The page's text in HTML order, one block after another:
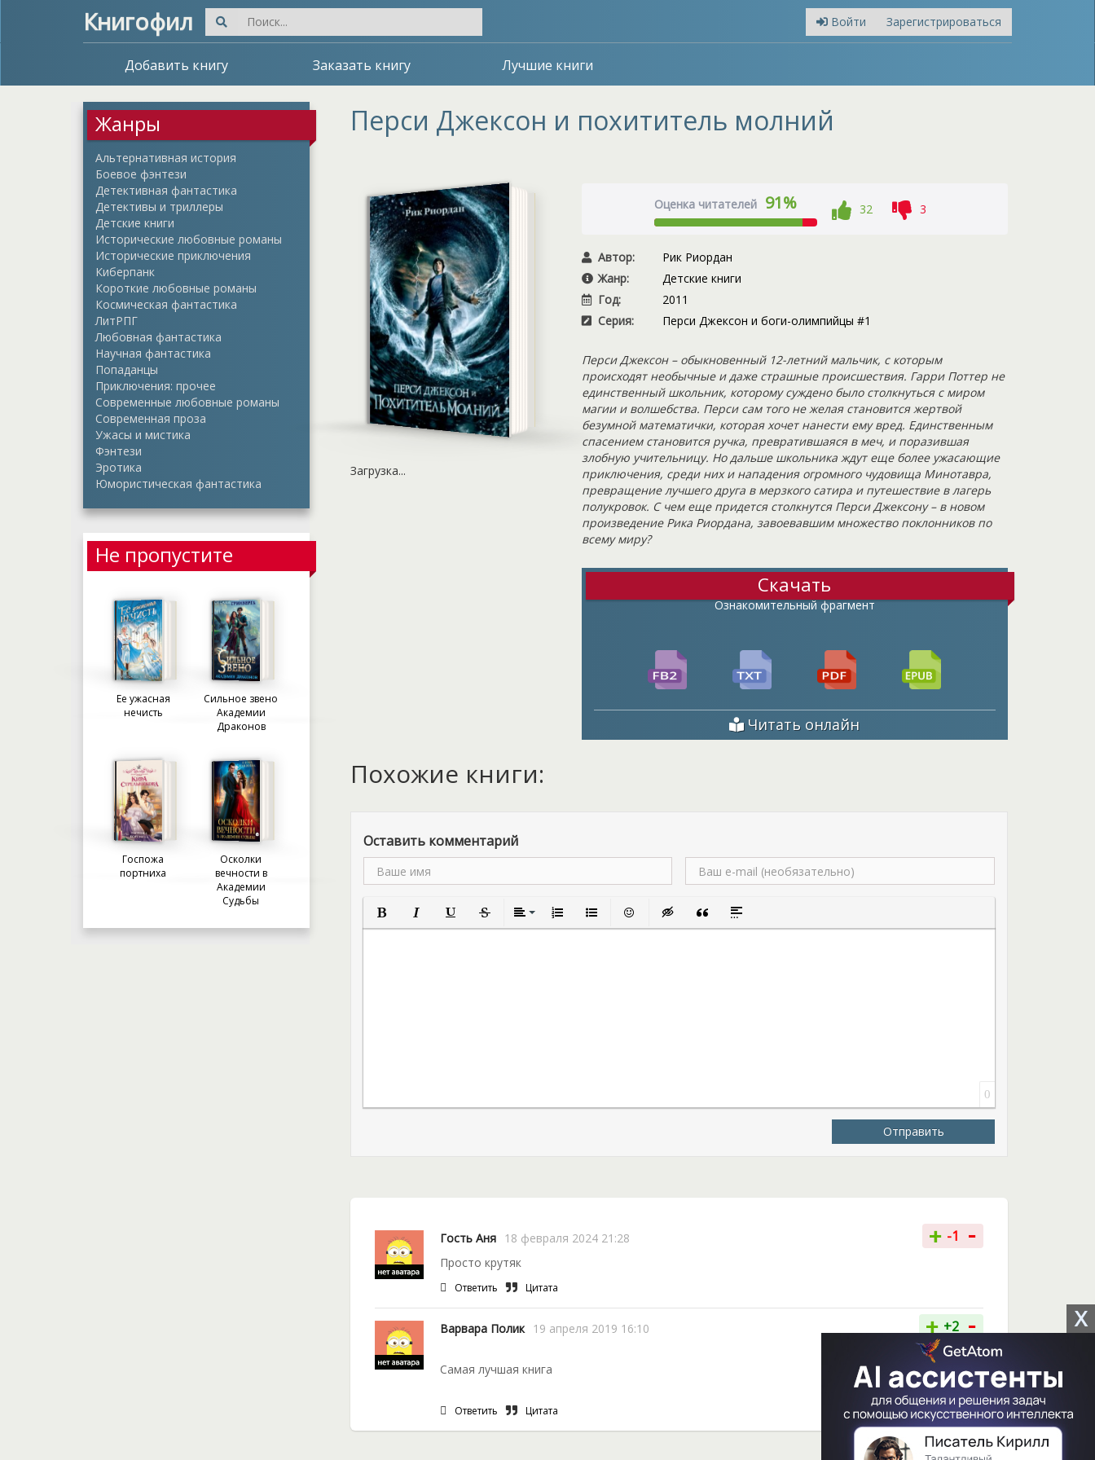
Книгофил Войти Зарегистрироваться
Добавить книгу Заказать книгу Лучшие книги
Жанры
Альтернативная история
Боевое фэнтези
Детективная фантастика
Детективы и триллеры
Детские книги
Исторические любовные романы
Исторические приключения
Киберпанк
Короткие любовные романы
Космическая фантастика
ЛитРПГ
Любовная фантастика
Научная фантастика
Попаданцы
Приключения: прочее
Современные любовные романы
Современная проза
Ужасы и мистика
Фэнтези
Эротика
Юмористическая фантастика
Не пропустите
Ее ужасная
нечисть
Сильное звено
Академии
Драконов
Госпожа
портниха
Осколки
вечности в
Академии
Судьбы
Перси Джексон и похититель молний
Загрузка...
Оценка читателей 91% 32 3
Автор:
Рик Риордан
Жанр:
Детские книги
Год:
2011
Серия:
Перси Джексон и боги-олимпийцы #1
Перси Джексон – обыкновенный 12-летний мальчик, с которым
происходят необычные и даже страшные происшествия. Гарри Поттер не
единственный школьник, которому суждено было столкнуться с миром
магии и волшебства. Перси сам того не желая становится жертвой
безумной математички, которая хочет нанести ему вред. Единственным
спасением становится ручка, превратившаяся в меч, и поразившая
злобную учительницу. Но дальше школьника ждут еще более ужасающие
приключения, среди них и нападения огромного чудовища Минотавра,
превращение лучшего друга в мерзкого сатира и путешествие в лагерь
полукровок. С чем еще придется столкнутся Перси Джексону – в новом
произведение Рика Риордана, завоевавшим множество поклонников по
всему миру?
Скачать
Ознакомительный фрагмент
Читать онлайн
Похожие книги:
Оставить комментарий
Полужирный
КурсивПодчеркнутый
ЗачеркнутыйВыравнивание
Нумерованный список
Маркированный список
Вставить смайлик
Вставка скрытого текста
Вставка цитаты
Вставка спойлера
0
Отправить
Гость Аня 18 февраля 2024 21:28 + -1 -
Просто крутяк
Ответить Цитата
Варвара Полик 19 апреля 2019 16:10 + +2 -
Самая лучшая книга
Ответить Цитата
X